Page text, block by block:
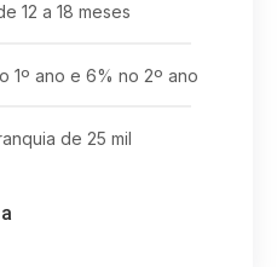
12 a 18 meses
1º ano e 6% no 2º ano
de 25 mil
a